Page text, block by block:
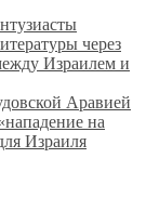
через
Израилем и
Аравией
на
Израиля